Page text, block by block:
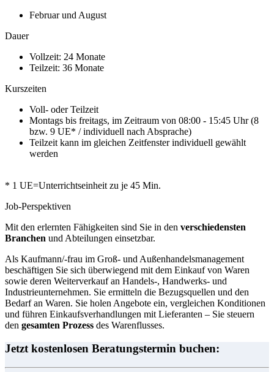
Februar und August
Dauer
Vollzeit: 24 Monate
Teilzeit: 36 Monate
Kurszeiten
Voll- oder Teilzeit
Montags bis freitags, im Zeitraum von 08:00 - 15:45 Uhr (8
bzw. 9 UE* / individuell nach Absprache)
Teilzeit kann im gleichen Zeitfenster individuell gewählt
werden
* 1 UE=Unterrichtseinheit zu je 45 Min.
Job-Perspektiven
Mit den erlernten Fähigkeiten sind Sie in den verschiedensten
Branchen und Abteilungen einsetzbar.
Als Kaufmann/-frau im Groß- und Außenhandelsmanagement
beschäftigen Sie sich überwiegend mit dem Einkauf von Waren
sowie deren Weiterverkauf an Handels-, Handwerks- und
Industrieunternehmen. Sie ermitteln die Bezugsquellen und den
Bedarf an Waren. Sie holen Angebote ein, vergleichen Konditionen
und führen Einkaufsverhandlungen mit Lieferanten – Sie steuern
den gesamten Prozess des Warenflusses.
Jetzt kostenlosen Beratungstermin buchen: